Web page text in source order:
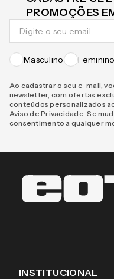
PROMOÇÕES
Masculino Feminino
Ao cadastrar o seu e-mail,
newsletter, com ofertas
conteúdos personalizados
Aviso de Privacidade . Se
consentimento a qualquer
INSTITUCIONAL